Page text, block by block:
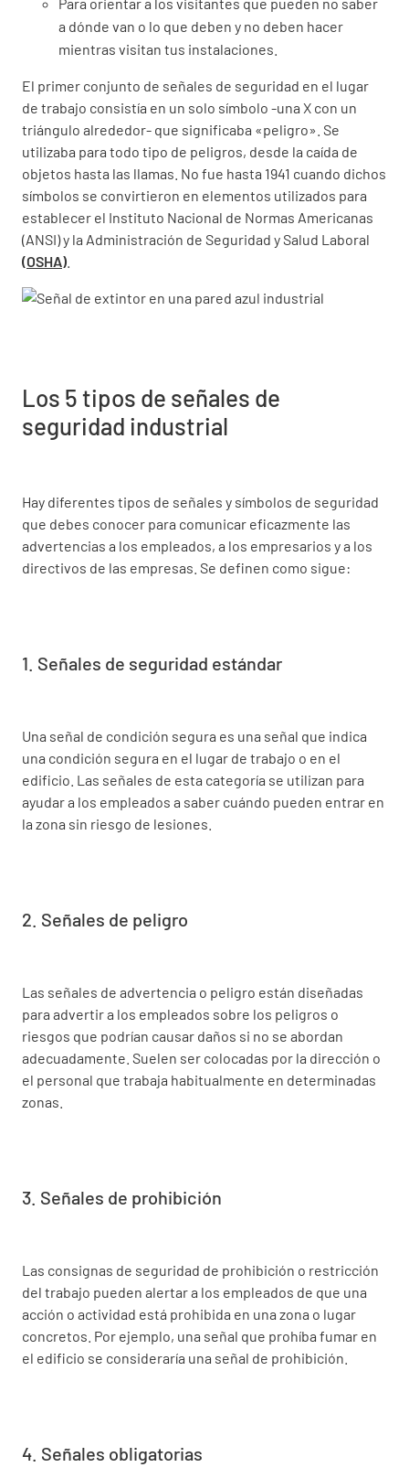
a dónde van o lo que deben y no deben hacer
mientras visitan tus instalaciones.
El primer conjunto de señales de seguridad en el lugar
de trabajo consistía en un solo símbolo -una X con un
triángulo alrededor- que significaba «peligro». Se
utilizaba para todo tipo de peligros, desde la caída de
objetos hasta las llamas. No fue hasta 1941 cuando dichos
símbolos se convirtieron en elementos utilizados para
establecer el Instituto Nacional de Normas Americanas
(ANSI) y la Administración de Seguridad y Salud Laboral
(OSHA)
Los 5 tipos de señales de
seguridad industrial
Hay diferentes tipos de señales y símbolos de seguridad
que debes conocer para comunicar eficazmente las
advertencias a los empleados, a los empresarios y a los
directivos de las empresas. Se definen como sigue:
1. Señales de seguridad estándar
Una señal de condición segura es una señal que indica
una condición segura en el lugar de trabajo o en el
edificio. Las señales de esta categoría se utilizan para
ayudar a los empleados a saber cuándo pueden entrar en
la zona sin riesgo de lesiones.
2. Señales de peligro
Las señales de advertencia o peligro están diseñadas
para advertir a los empleados sobre los peligros o
riesgos que podrían causar daños si no se abordan
adecuadamente. Suelen ser colocadas por la dirección o
el personal que trabaja habitualmente en determinadas
zonas.
3. Señales de prohibición
Las consignas de seguridad de prohibición o restricción
del trabajo pueden alertar a los empleados de que una
acción o actividad está prohibida en una zona o lugar
concretos. Por ejemplo, una señal que prohíba fumar en
el edificio se consideraría una señal de prohibición.
4. Señales obligatorias